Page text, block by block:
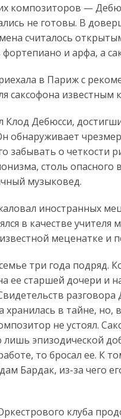
композиторов —
не готовы. В
считалось
и арфа, а
в Париж с
саксофона известным
Клод Дебюсси,
обнаруживает
забывать о четкости
столь
музыковед.
иностранных
в качестве
меценатке и
три года подряд.
ее старшей дочери и
в тайне, но,
не устоял.
эпизодической
то бросал ее. К
Бардак, из-за чего
клуба